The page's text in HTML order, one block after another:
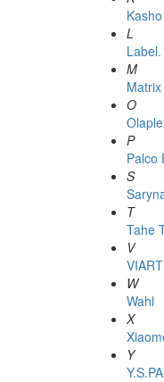
Kasho
L
M
Matrix
O
P
Palco
S
T
Tahe
V
W
Wahl
X
Y